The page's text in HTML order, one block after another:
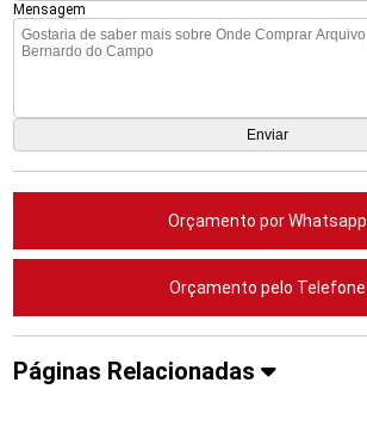
Mensagem
Orçamento por Whatsapp
Orçamento pelo Telefone
Páginas Relacionadas